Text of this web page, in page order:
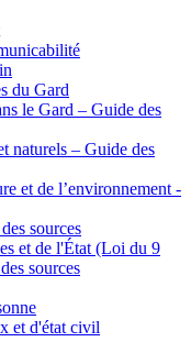
du Gard
le Gard – Guide des
naturels – Guide des
et de l’environnement -
sources
et de l'État (Loi du 9
sources
et d'état civil